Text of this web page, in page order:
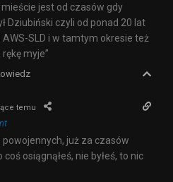
jest od czasów gdy
Dziubiński czyli od ponad 20 lat
AWS-SLD i w tamtym okresie też
myje”
temu
powojennych, już za czasów
coś osiągnąłeś, nie byłeś, to nic